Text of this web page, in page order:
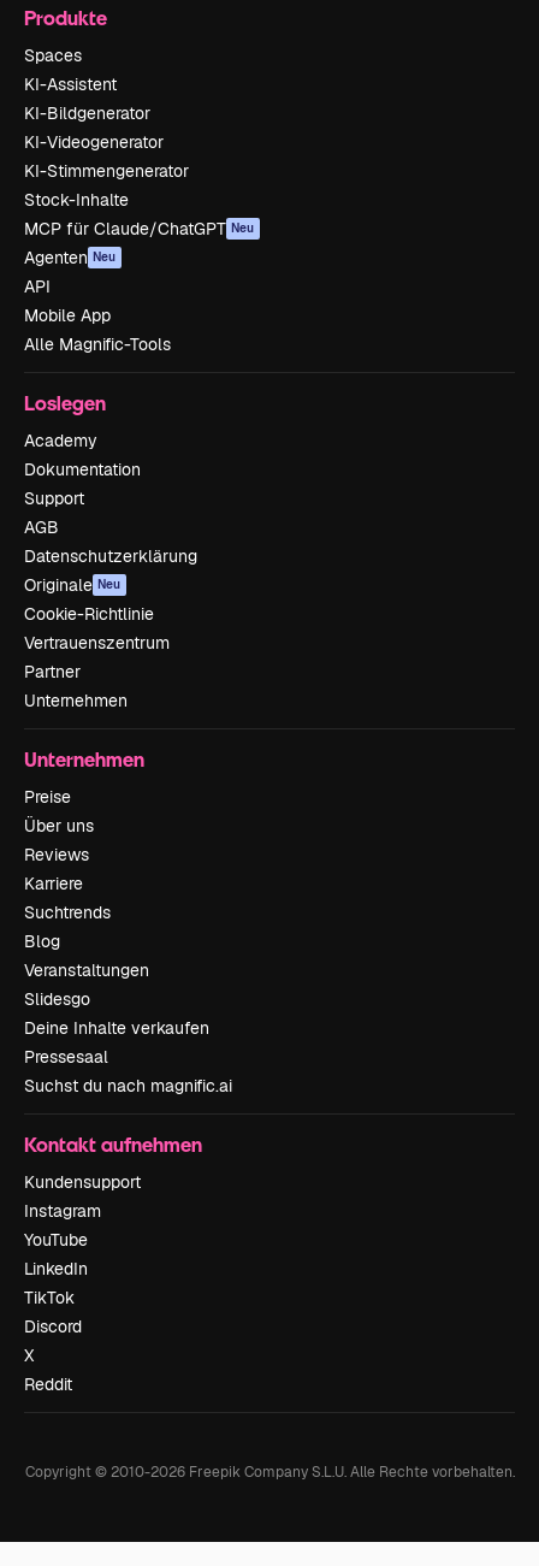
Produkte
Spaces
KI-Assistent
KI-Bildgenerator
KI-Videogenerator
KI-Stimmengenerator
Stock-Inhalte
MCP für Claude/ChatGPT Neu
Agenten Neu
API
Mobile App
Alle Magnific-Tools
Loslegen
Academy
Dokumentation
Support
AGB
Datenschutzerklärung
Originale Neu
Cookie-Richtlinie
Vertrauenszentrum
Partner
Unternehmen
Unternehmen
Preise
Über uns
Reviews
Karriere
Suchtrends
Blog
Veranstaltungen
Slidesgo
Deine Inhalte verkaufen
Pressesaal
Suchst du nach magnific.ai
Kontakt aufnehmen
Kundensupport
Instagram
YouTube
LinkedIn
TikTok
Discord
X
Reddit
Copyright © 2010-2026Freepik Company S.L.U. Alle Rechte vorbehalten.